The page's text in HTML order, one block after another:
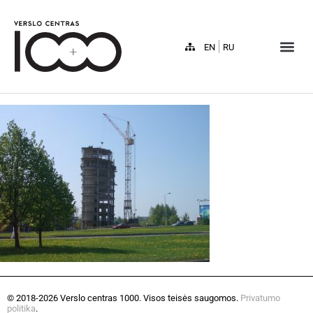
EN RU
© 2018-2026 Verslo centras 1000. Visos teisės saugomos. Privatumo
politika.